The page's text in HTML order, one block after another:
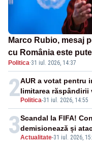
Marco Rubio, mesaj
cu România este
Politica·31 iul. 2026, 14:37
2 Politica-31 iul. 2026, 14:55
AUR a votat pentru
limitarea
3Actualitate-31 iul. 2026,
Scandal la FIFA!
demisionează și